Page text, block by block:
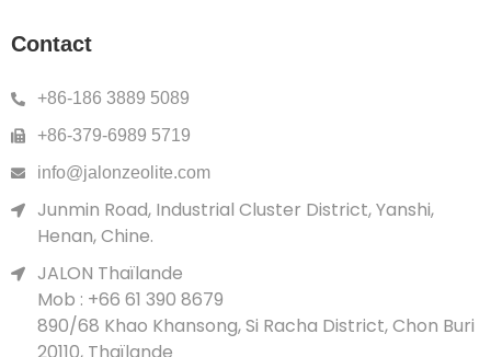
Contact
+86-186 3889 5089
+86-379-6989 5719
info@jalonzeolite.com
Junmin Road, Industrial Cluster District, Yanshi,
Henan, Chine.
JALON Thaïlande
Mob : +66 61 390 8679
890/68 Khao Khansong, Si Racha District, Chon Buri